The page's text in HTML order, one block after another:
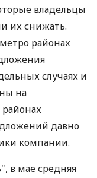
владельцы
их снижать.
районах
случаях и
на
давно
компании.
в мае средняя